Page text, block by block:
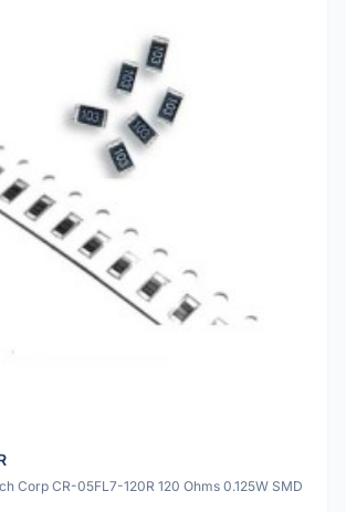
Corp CR-05FL7-120R 120 Ohms 0.125W SMD